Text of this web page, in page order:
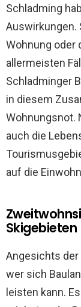
Schladming
Auswirkungen.
Wohnung oder
allermeisten
Schladminger
in diesem
Wohnungsnot.
auch die
auf die
Skigebieten
Angesichts der
wer sich
leisten kann.